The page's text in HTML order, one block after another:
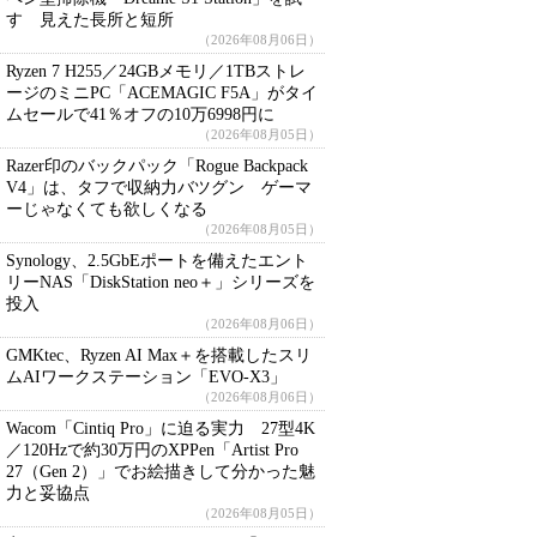
す 見えた長所と短所
（2026年08月06日）
Ryzen 7 H255／24GBメモリ／1TBストレ
ージのミニPC「ACEMAGIC F5A」がタイ
ムセールで41％オフの10万6998円に
（2026年08月05日）
Razer印のバックパック「Rogue Backpack
V4」は、タフで収納力バツグン ゲーマ
ーじゃなくても欲しくなる
（2026年08月05日）
Synology、2.5GbEポートを備えたエント
リーNAS「DiskStation neo＋」シリーズを
投入
（2026年08月06日）
GMKtec、Ryzen AI Max＋を搭載したスリ
ムAIワークステーション「EVO-X3」
（2026年08月06日）
Wacom「Cintiq Pro」に迫る実力 27型4K
／120Hzで約30万円のXPPen「Artist Pro
27（Gen 2）」でお絵描きして分かった魅
力と妥協点
（2026年08月05日）